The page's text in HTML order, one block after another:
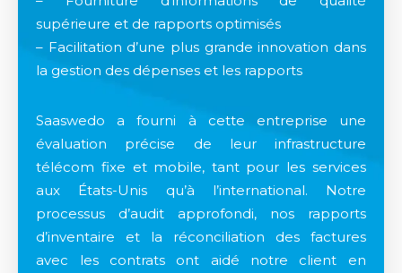
supérieure et de rapports optimisés​
– Facilitation d’une plus grande innovation dans
la gestion des dépenses et les rapports​
Saaswedo a fourni à cette entreprise une
évaluation précise de leur infrastructure
télécom fixe et mobile, tant pour les services
aux États-Unis qu’à l’international. Notre
processus d’audit approfondi, nos rapports
d’inventaire et la réconciliation des factures
avec les contrats ont aidé notre client en